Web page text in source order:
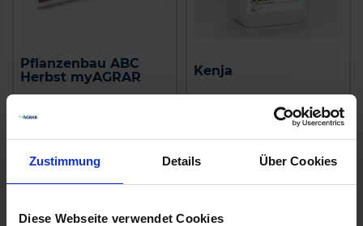
Zustimmung Details Über Cookies
Diese Webseite verwendet Cookies
Pflanzenbau ABC
Herbst myAGRAR
6,30 € / St
WARENKORB
Kenja
85,68 € / l